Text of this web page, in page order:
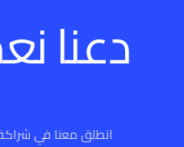
دعنا
انطلق معنا في شراكة